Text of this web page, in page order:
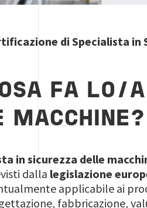
di Specialista in
FA LO/
MACCHINE?
in sicurezza delle
dalla legislazione
applicabile ai
fabbricazione,